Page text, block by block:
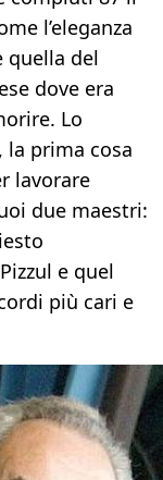
l’eleganza
quella del
dove era
Lo
la prima cosa
lavorare
due maestri:
e quel
più cari e